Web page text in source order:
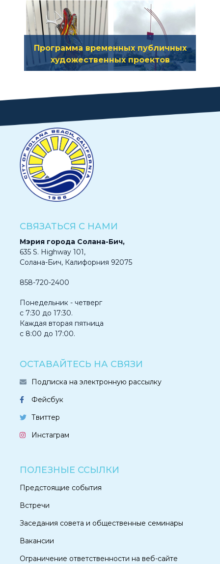
Программа временных публичных
художественных проектов
СВЯЗАТЬСЯ С НАМИ
Мэрия города Солана-Бич,
635 S. Highway 101,
Солана-Бич, Калифорния 92075
858-720-2400
Понедельник - четверг
с 7:30 до 17:30.
Каждая вторая пятница
с 8:00 до 17:00.
ОСТАВАЙТЕСЬ НА СВЯЗИ
Подписка на электронную рассылку
Фейсбук
Твиттер
Инстаграм
ПОЛЕЗНЫЕ ССЫЛКИ
Предстоящие события
Встречи
Заседания совета и общественные семинары
Вакансии
Ограничение ответственности на веб-сайте